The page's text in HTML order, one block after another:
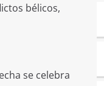
bélicos,
se celebra